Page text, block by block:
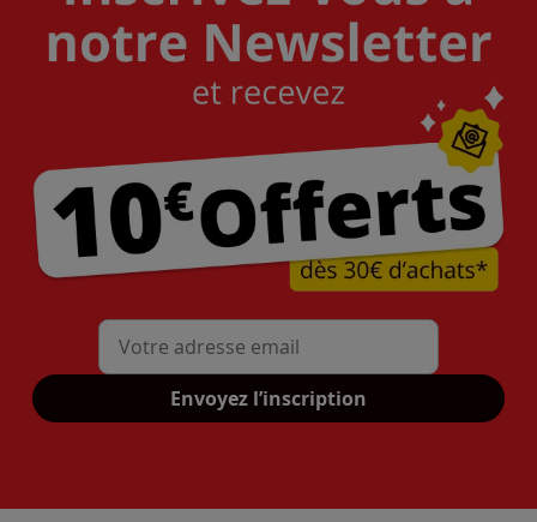
Mon adresse mail
Envoyez l’inscription